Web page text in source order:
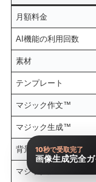
月額料金
AI機能の利用回数
素材
テンプレート
マジック作文™
マジック生成™
背景透過
マジック加工
10秒で受取完了
画像生成完全